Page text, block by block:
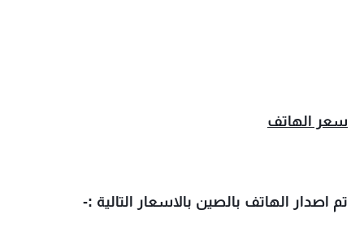
سعر الهاتف
تم اصدار الهاتف بالصين بالاسعار التالية :-